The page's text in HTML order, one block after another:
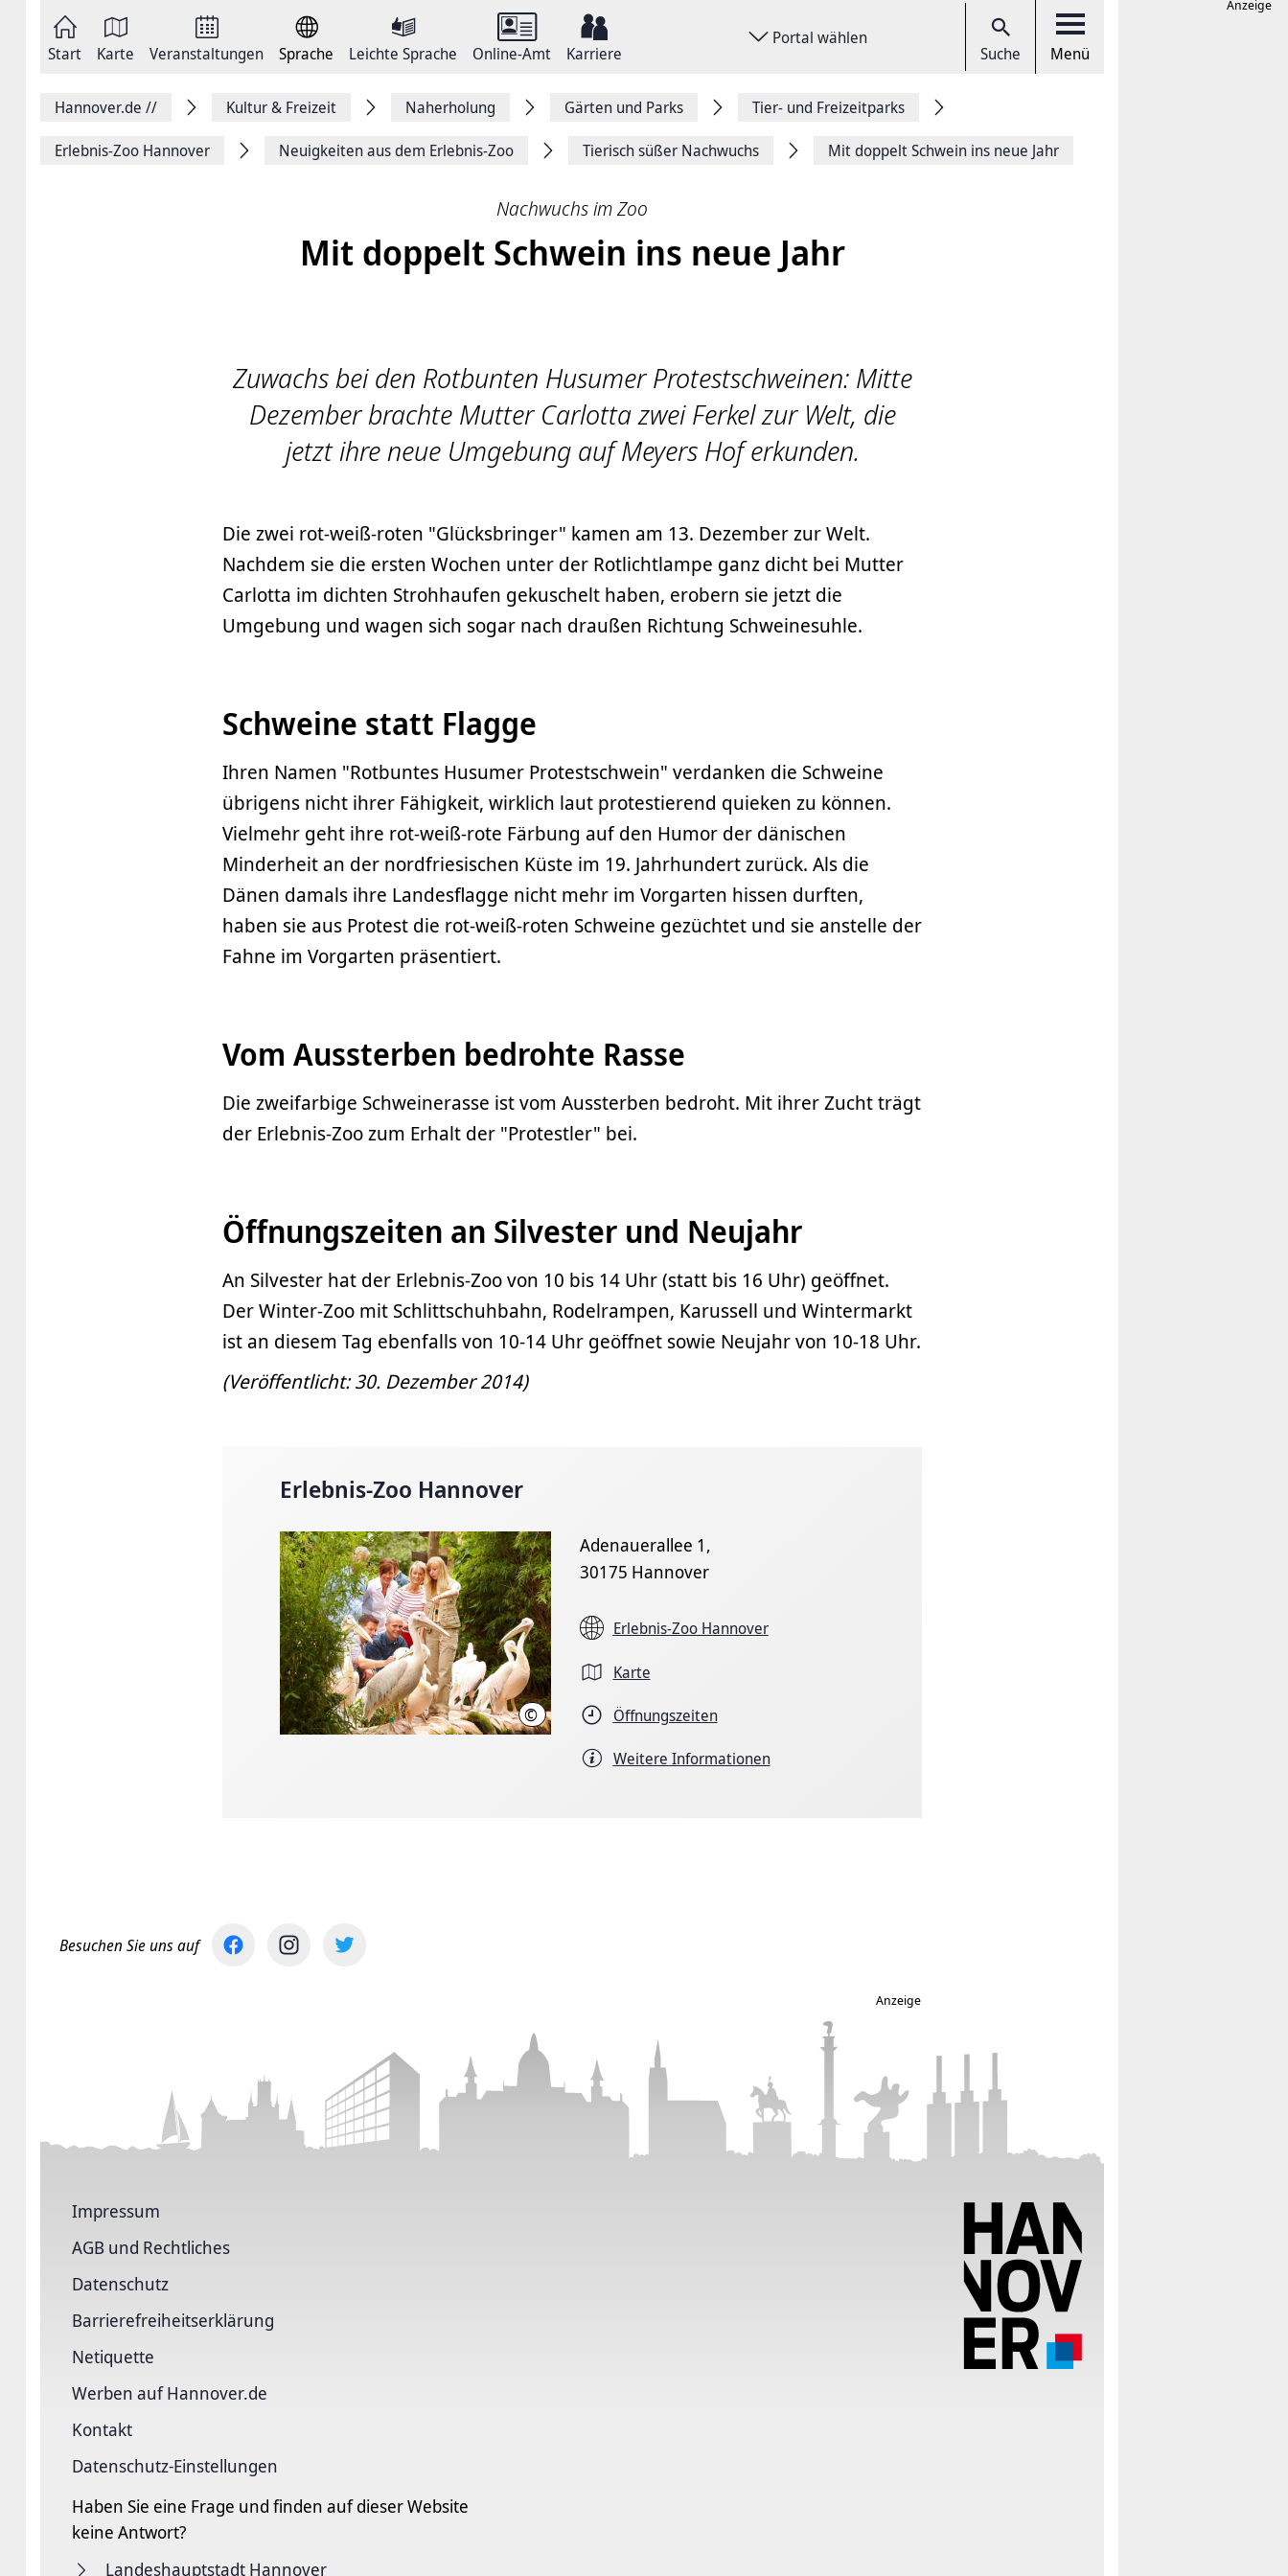
springen
Start Karte Veranstaltungen Sprache Leichte Sprache Online-Amt Karriere
Portal wählen
Suche Menü
FacebookHannover.de // Kultur & Freizeit Naherholung Gärten und Parks Tier- und Freizeitparks
Erlebnis-Zoo Hannover Neuigkeiten aus dem Erlebnis-Zoo Tierisch süßer Nachwuchs Mit doppelt Schwein ins neue Jahr
Nachwuchs im Zoo
Mit doppelt Schwein ins neue Jahr
Zuwachs bei den Rotbunten Husumer Protestschweinen: Mitte
Dezember brachte Mutter Carlotta zwei Ferkel zur Welt, die
jetzt ihre neue Umgebung auf Meyers Hof erkunden.
Die zwei rot-weiß-roten "Glücksbringer" kamen am 13. Dezember zur Welt.
Nachdem sie die ersten Wochen unter der Rotlichtlampe ganz dicht bei Mutter
Carlotta im dichten Strohhaufen gekuschelt haben, erobern sie jetzt die
Umgebung und wagen sich sogar nach draußen Richtung Schweinesuhle.
Schweine statt Flagge
Ihren Namen "Rotbuntes Husumer Protestschwein" verdanken die Schweine
übrigens nicht ihrer Fähigkeit, wirklich laut protestierend quieken zu können.
Vielmehr geht ihre rot-weiß-rote Färbung auf den Humor der dänischen
Minderheit an der nordfriesischen Küste im 19. Jahrhundert zurück. Als die
Dänen damals ihre Landesflagge nicht mehr im Vorgarten hissen durften,
haben sie aus Protest die rot-weiß-roten Schweine gezüchtet und sie anstelle der
Fahne im Vorgarten präsentiert.
Vom Aussterben bedrohte Rasse
Die zweifarbige Schweinerasse ist vom Aussterben bedroht. Mit ihrer Zucht trägt
der Erlebnis-Zoo zum Erhalt der "Protestler" bei.
Öffnungszeiten an Silvester und Neujahr
An Silvester hat der Erlebnis-Zoo von 10 bis 14 Uhr (statt bis 16 Uhr) geöffnet.
Der Winter-Zoo mit Schlittschuhbahn, Rodelrampen, Karussell und Wintermarkt
ist an diesem Tag ebenfalls von 10-14 Uhr geöffnet sowie Neujahr von 10-18 Uhr.
(Veröffentlicht: 30. Dezember 2014)
Erlebnis-Zoo Hannover
© Erlebnis-Zoo Hannover
Adenauerallee 1,
30175 Hannover
Erlebnis-Zoo Hannover
Karte
Öffnungszeiten
Weitere Informationen
Besuchen Sie uns auf
Anzeige
Impressum
AGB und Rechtliches
Datenschutz
Barriere­freiheits­erklärung
Netiquette
Werben auf Hannover.de
Kontakt
Datenschutz-Einstellungen
Haben Sie eine Frage und finden auf dieser Website
keine Antwort?
Landeshauptstadt Hannover
Anzeige